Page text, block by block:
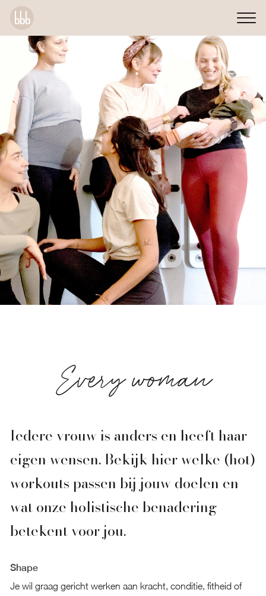
Every woman
Iedere vrouw is anders en heeft haar
eigen wensen. Bekijk hier welke (hot)
workouts passen bij jouw doelen en
wat onze holistische benadering
betekent voor jou.
Shape
Je wil graag gericht werken aan kracht, conditie, fitheid of